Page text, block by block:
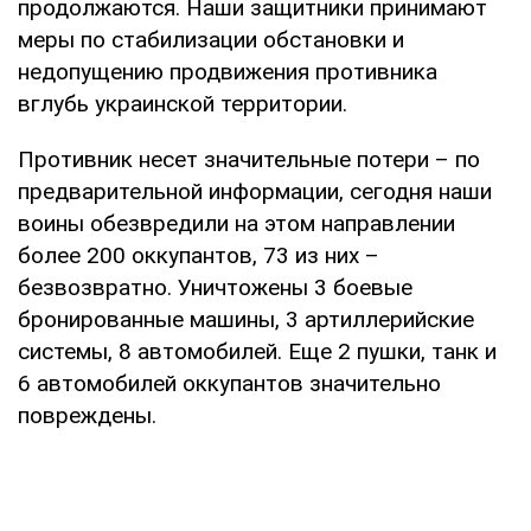
продолжаются. Наши защитники принимают
меры по стабилизации обстановки и
недопущению продвижения противника
вглубь украинской территории.
Противник несет значительные потери – по
предварительной информации, сегодня наши
воины обезвредили на этом направлении
более 200 оккупантов, 73 из них –
безвозвратно. Уничтожены 3 боевые
бронированные машины, 3 артиллерийские
системы, 8 автомобилей. Еще 2 пушки, танк и
6 автомобилей оккупантов значительно
повреждены.